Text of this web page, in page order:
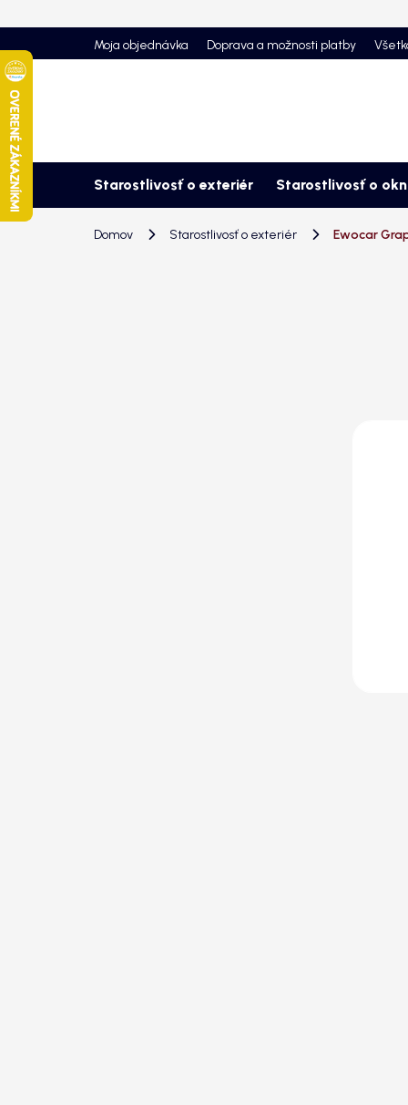
na
obsah
Moja objednávka Doprava a možnosti platby
Starostlivosť o exteriér Starostlivosť o
Domov Starostlivosť o exteriér Ewocar